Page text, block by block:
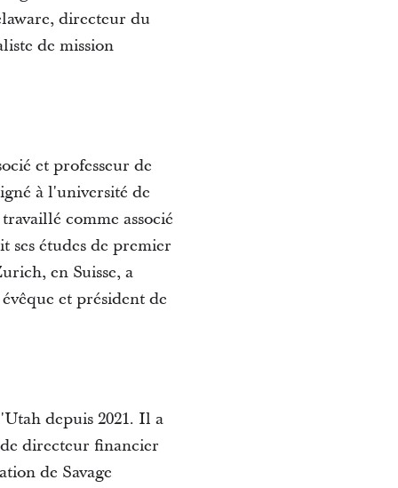
directeur du
de mission
et professeur de
à l'université de
comme associé
ses études de premier
en Suisse, a
et président de
depuis 2021. Il a
directeur financier
de Savage